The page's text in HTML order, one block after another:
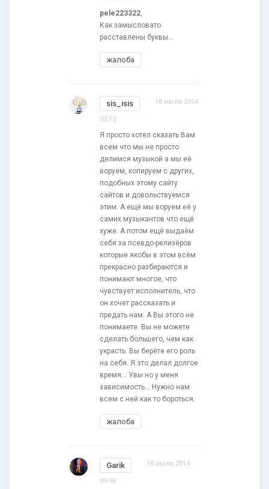
pele223322
Как замысловато
расставлены буквы...
жалоба
sis_isis 18 июля 2014
03:13
Я просто хотел сказать Вам
всем что мы не просто
делимся музыкой а мы её
воруем, копируем с других,
подобных этому сайту
сайтов и довольствуемся
этим. А ещё мы воруем её у
самих музыкантов что ещё
хуже. А потом ещё выдаём
себя за псевдо-релизёров
которые якобы в этом всём
прекрасно разбираются и
понимают многое, что
чувствует исполнитель, что
он хочет рассказать и
предать нам. А Вы этого не
понимаете. Вы не можете
сделать большего, чем как
украсть. Вы берёте его роль
на себя. Я это делал долгое
время… Увы но у меня
зависимость… Нужно нам
всем с ней как то бороться.
жалоба
Garik 18 июля 2014
09:58